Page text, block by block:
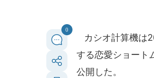
0
カシオ計算機は
する恋愛ショート
公開した。